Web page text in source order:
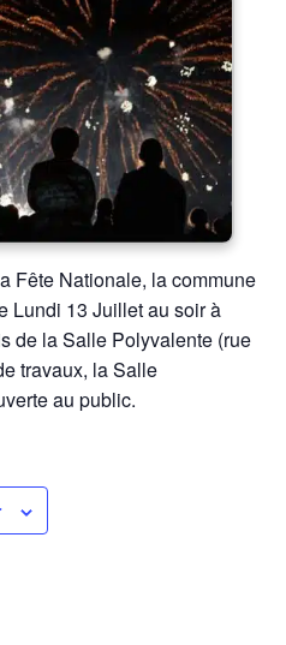
Fête Nationale, la commune
Lundi 13 Juillet au soir à
de la Salle Polyvalente (rue
travaux, la Salle
au public.